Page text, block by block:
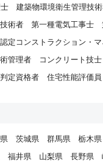
建築物環境衛生管理技
術者 第一種電気工事士
認定コンストラクション・
管理者 コンクリート技
定資格者 住宅性能評価員
茨城県 群馬県 栃木県
福井県 山梨県 長野県